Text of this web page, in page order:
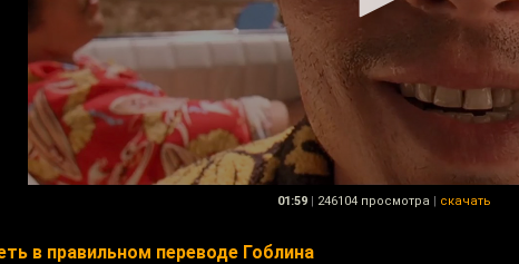
01:59 | 246104 просмотра | скачать
в правильном переводе Гоблина